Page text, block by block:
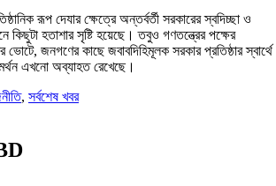
রূপ দেযার ক্ষেত্রে অন্তর্বর্তী সরকারের স্বদিচ্ছা ও
কিছুটা হতাশার সৃষ্টি হয়েছে। তবুও গণতন্ত্রের পক্ষের
জনগণের কাছে জবাবদিহিমূলক সরকার প্রতিষ্ঠার স্বার্থে
এখনো অব্যাহত রেখেছে।
, সর্বশেষ খবর